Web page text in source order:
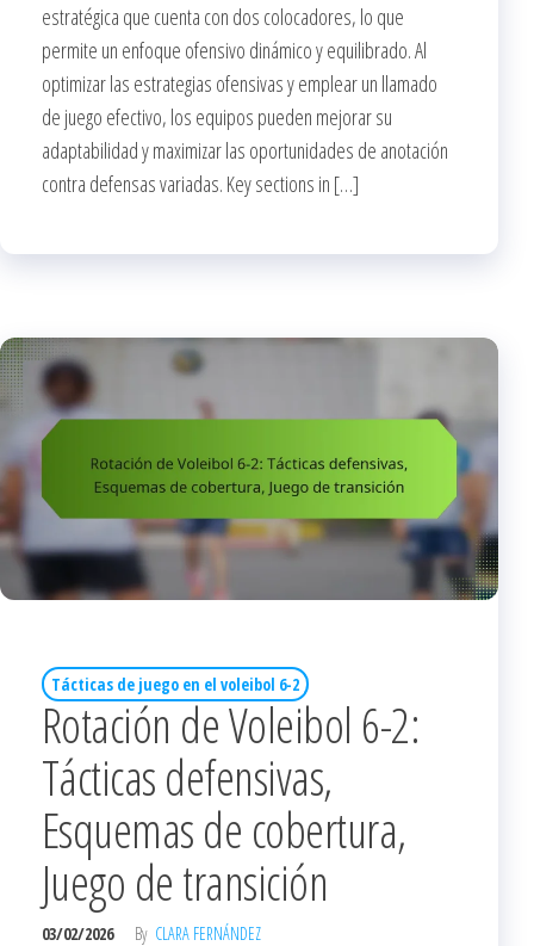
estratégica que cuenta con dos colocadores, lo que
permite un enfoque ofensivo dinámico y equilibrado. Al
optimizar las estrategias ofensivas y emplear un llamado
de juego efectivo, los equipos pueden mejorar su
adaptabilidad y maximizar las oportunidades de anotación
contra defensas variadas. Key sections in […]
Tácticas de juego en el voleibol 6-2
Rotación de Voleibol 6-2:
Tácticas defensivas,
Esquemas de cobertura,
Juego de transición
03/02/2026 By CLARA FERNÁNDEZ